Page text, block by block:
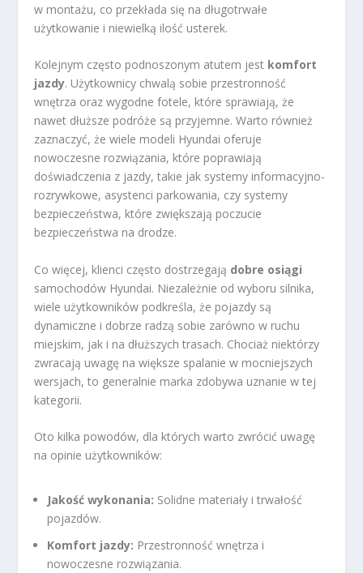
w montażu, co przekłada się na długotrwałe
użytkowanie i niewielką ilość usterek.
Kolejnym często podnoszonym atutem jest komfort
jazdy. Użytkownicy chwalą sobie przestronność
wnętrza oraz wygodne fotele, które sprawiają, że
nawet dłuższe podróże są przyjemne. Warto również
zaznaczyć, że wiele modeli Hyundai oferuje
nowoczesne rozwiązania, które poprawiają
doświadczenia z jazdy, takie jak systemy informacyjno-
rozrywkowe, asystenci parkowania, czy systemy
bezpieczeństwa, które zwiększają poczucie
bezpieczeństwa na drodze.
Co więcej, klienci często dostrzegają dobre osiągi
samochodów Hyundai. Niezależnie od wyboru silnika,
wiele użytkowników podkreśla, że pojazdy są
dynamiczne i dobrze radzą sobie zarówno w ruchu
miejskim, jak i na dłuższych trasach. Chociaż niektórzy
zwracają uwagę na większe spalanie w mocniejszych
wersjach, to generalnie marka zdobywa uznanie w tej
kategorii.
Oto kilka powodów, dla których warto zwrócić uwagę
na opinie użytkowników:
Jakość wykonania: Solidne materiały i trwałość
pojazdów.
Komfort jazdy: Przestronność wnętrza i
nowoczesne rozwiązania.